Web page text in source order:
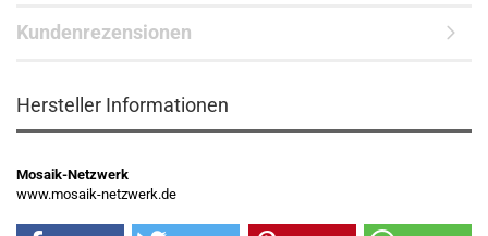
Kundenrezensionen
Hersteller Informationen
Mosaik-Netzwerk
www.mosaik-netzwerk.de